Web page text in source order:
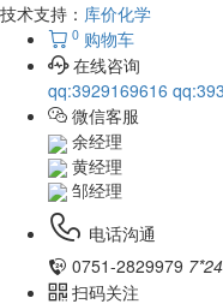
技术支持： 库价化学
0 购物车
在线咨询
qq:3929169616
微信客服
余经理
黄经理
邹经理
电话沟通
0751-2829979
扫码关注